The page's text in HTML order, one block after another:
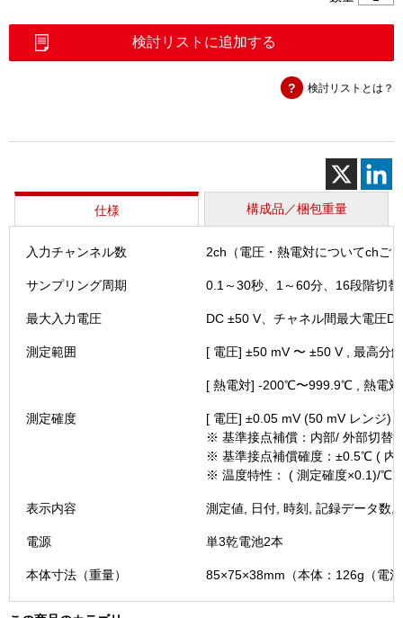
電
電
対
ロ
個
検討リストに追加する
検討リストとは？
仕様 構成品／梱包重量
入力チャンネル数 2ch（電圧・熱電対についてchご
サンプリング周期 0.1～30秒、1～60分、16段階切替
最大入力電圧 DC ±50 V、チャネル間最大電圧
測定範囲 [ 電圧] ±50 mV 〜 ±50 V , 最高分
[ 熱電対] -200℃〜999.9℃ , 熱電
測定確度
[ 電圧] ±0.05 mV (50 mV レンジ
※ 基準接点補償：内部/ 外部切替
※ 基準接点補償確度：±0.5℃ ( 内
※ 温度特性： ( 測定確度×0.1)/℃
表示内容 測定値, 日付, 時刻, 記録データ数,
電源 単3乾電池2本
本体寸法（重量） 85×75×38mm（本体：126g（電